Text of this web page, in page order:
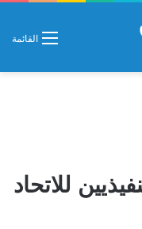
القائمة
للاتحاد